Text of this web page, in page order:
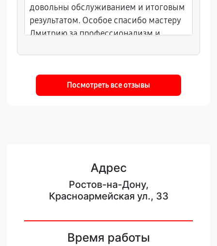
довольны обслуживанием и итоговым
результатом. Особое спасибо мастеру
Дмитрию за профессионализм и
Посмотреть все отзывы
Адрес
Ростов-на-Дону,
Красноармейская ул., 33
Время работы